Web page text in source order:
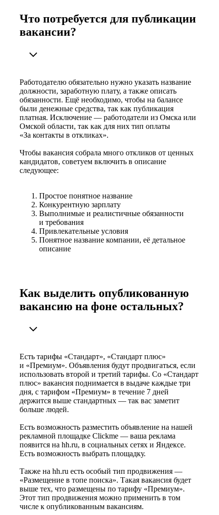
Что потребуется для публикации
вакансии?
Работодателю обязательно нужно указать название
должности, заработную плату, а также описать
обязанности. Ещё необходимо, чтобы на балансе
были денежные средства, так как публикация
платная. Исключение — работодатели из Омска или
Омской области, так как для них тип оплаты
«За контакты в откликах».
Чтобы вакансия собрала много откликов от ценных
кандидатов, советуем включить в описание
следующее:
Простое понятное название
Конкурентную зарплату
Выполнимые и реалистичные обязанности
и требования
Привлекательные условия
Понятное название компании, её детальное
описание
Как выделить опубликованную
вакансию на фоне остальных?
Есть тарифы «Стандарт», «Стандарт плюс»
и «Премиум». Объявления будут продвигаться, если
использовать второй и третий тарифы. Со «Стандарт
плюс» вакансия поднимается в выдаче каждые три
дня, с тарифом «Премиум» в течение 7 дней
держится выше стандартных — так вас заметит
больше людей.
Есть возможность разместить объявление на нашей
рекламной площадке Clickme — ваша реклама
появится на hh.ru, в социальных сетях и Яндексе.
Есть возможность выбрать площадку.
Также на hh.ru есть особый тип продвижения —
«Размещение в топе поиска». Такая вакансия будет
выше тех, что размещены по тарифу «Премиум».
Этот тип продвижения можно применить в том
числе к опубликованным вакансиям.